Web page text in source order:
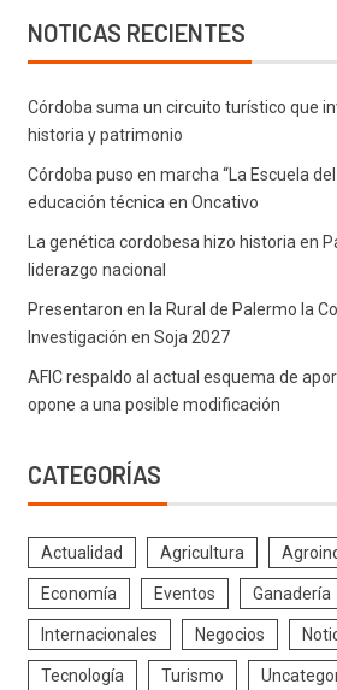
NOTICAS RECIENTES
Córdoba suma un circuito turístico que
historia y patrimonio
Córdoba puso en marcha “La Escuela
educación técnica en Oncativo
La genética cordobesa hizo historia en
liderazgo nacional
Presentaron en la Rural de Palermo la
Investigación en Soja 2027
AFIC respaldo al actual esquema de
opone a una posible modificación
CATEGORÍAS
Actualidad Agricultura
Economía Eventos Ganadería
Internacionales Negocios
Tecnología Turismo